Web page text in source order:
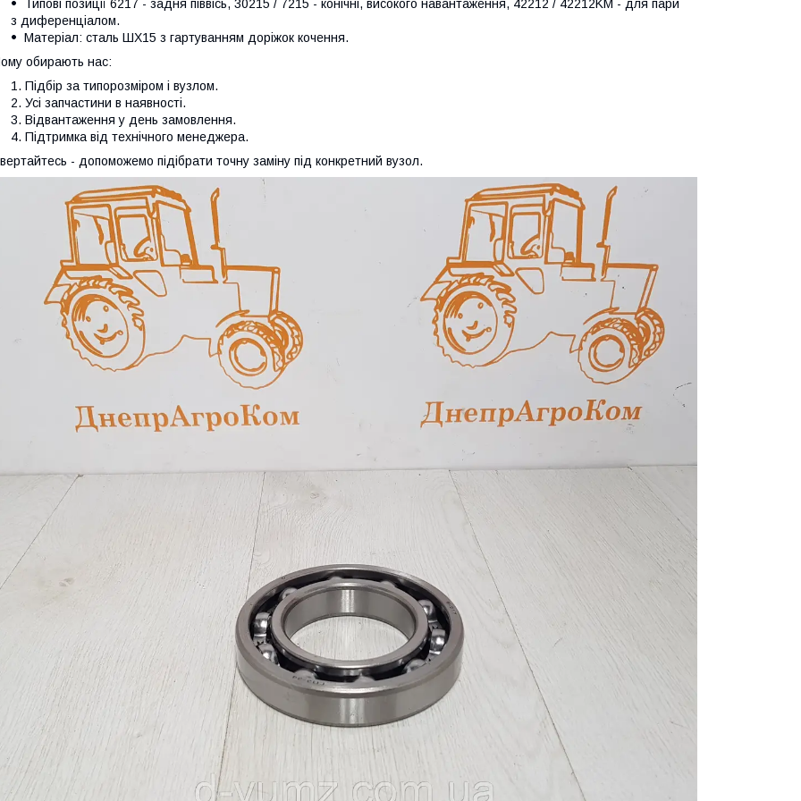
Типові позиції 6217 - задня піввісь, 30215 / 7215 - конічні, високого навантаження, 42212 / 42212KM - для пари
з диференціалом.
Матеріал: сталь ШХ15 з гартуванням доріжок кочення.
обирають нас:
Підбір за типорозміром і вузлом.
Усі запчастини в наявності.
Відвантаження у день замовлення.
Підтримка від технічного менеджера.
- допоможемо підібрати точну заміну під конкретний вузол.